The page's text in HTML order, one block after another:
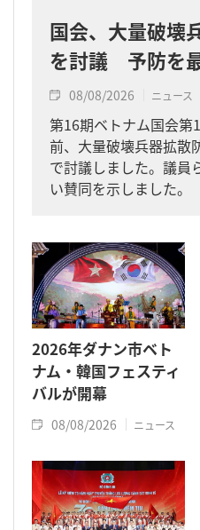
国会、大量破壊
を討議 予防を
08/08/2026 ニュース
第16期ベトナム国会第
前、大量破壊兵器拡散
で討議しました。議員
い賛同を示しました。
2026年ダナン市ベト
ナム・韓国フェスティ
バルが開幕
08/08/2026 ニュース